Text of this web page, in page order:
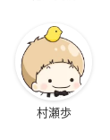
村瀬歩